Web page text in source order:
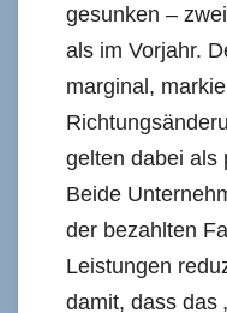
gesunken –
als im Vorjahr.
marginal,
gelten dabei als
Beide
der bezahlten
Leistungen
damit, dass das